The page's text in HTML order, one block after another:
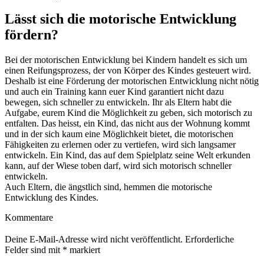
Lässt sich die motorische Entwicklung
fördern?
Bei der motorischen Entwicklung bei Kindern handelt es sich um
einen Reifungsprozess, der von Körper des Kindes gesteuert wird.
Deshalb ist eine Förderung der motorischen Entwicklung nicht nötig
und auch ein Training kann euer Kind garantiert nicht dazu
bewegen, sich schneller zu entwickeln. Ihr als Eltern habt die
Aufgabe, eurem Kind die Möglichkeit zu geben, sich motorisch zu
entfalten. Das heisst, ein Kind, das nicht aus der Wohnung kommt
und in der sich kaum eine Möglichkeit bietet, die motorischen
Fähigkeiten zu erlernen oder zu vertiefen, wird sich langsamer
entwickeln. Ein Kind, das auf dem Spielplatz seine Welt erkunden
kann, auf der Wiese toben darf, wird sich motorisch schneller
entwickeln.
Auch Eltern, die ängstlich sind, hemmen die motorische
Entwicklung des Kindes.
Kommentare
Deine E-Mail-Adresse wird nicht veröffentlicht. Erforderliche
Felder sind mit * markiert